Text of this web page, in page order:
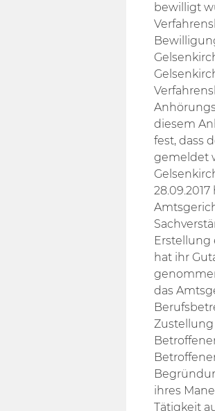
bewilligt
diesem
fest, dass
gemeldet
Erstellung
hat ihr
das
Zustellung
ihres
Tätigkeit